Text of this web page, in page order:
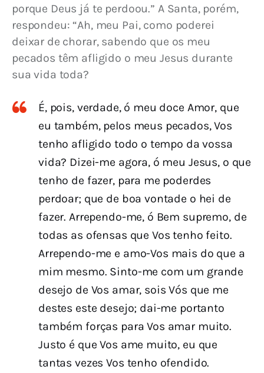
porque Deus já te perdoou.” A Santa, porém,
respondeu: “Ah, meu Pai, como poderei
deixar de chorar, sabendo que os meu
pecados têm afligido o meu Jesus durante
sua vida toda?
É, pois, verdade, ó meu doce Amor, que
eu também, pelos meus pecados, Vos
tenho afligido todo o tempo da vossa
vida? Dizei-me agora, ó meu Jesus, o que
tenho de fazer, para me poderdes
perdoar; que de boa vontade o hei de
fazer. Arrependo-me, ó Bem supremo, de
todas as ofensas que Vos tenho feito.
Arrependo-me e amo-Vos mais do que a
mim mesmo. Sinto-me com um grande
desejo de Vos amar, sois Vós que me
destes este desejo; dai-me portanto
também forças para Vos amar muito.
Justo é que Vos ame muito, eu que
tantas vezes Vos tenho ofendido.